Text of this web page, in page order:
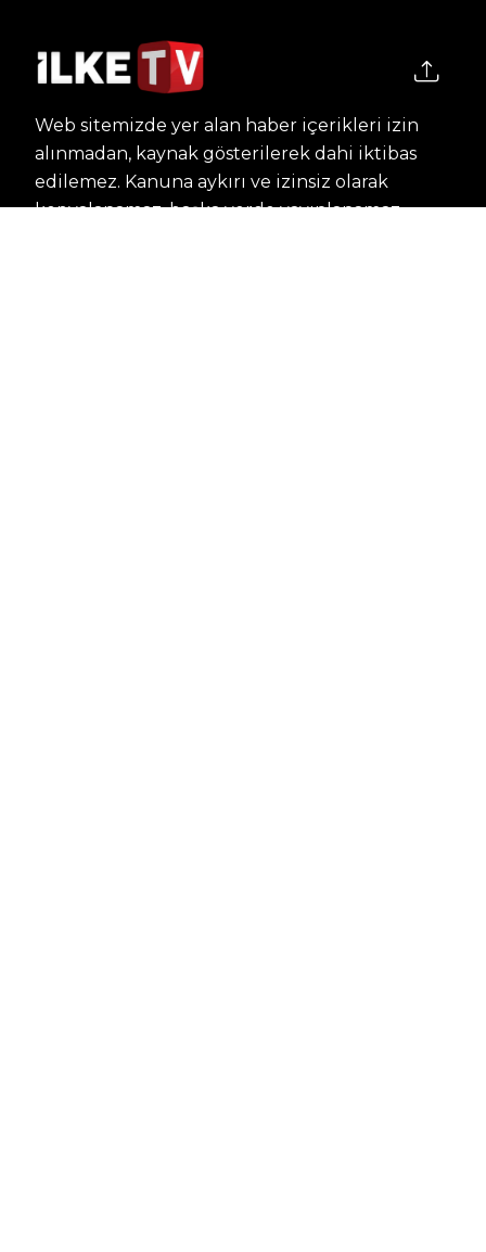
Web sitemizde yer alan haber içerikleri izin
alınmadan, kaynak gösterilerek dahi iktibas
edilemez. Kanuna aykırı ve izinsiz olarak
kopyalanamaz, başka yerde yayınlanamaz.